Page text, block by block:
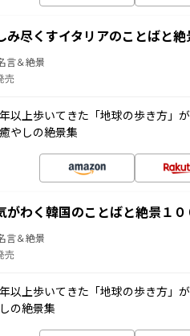
み尽くすイタリアのことばと絶
言＆絶景
売
以上歩いてきた「地球の歩き方」
やしの絶景集
がわく韓国のことばと絶景１０
言＆絶景
売
以上歩いてきた「地球の歩き方」
の絶景集